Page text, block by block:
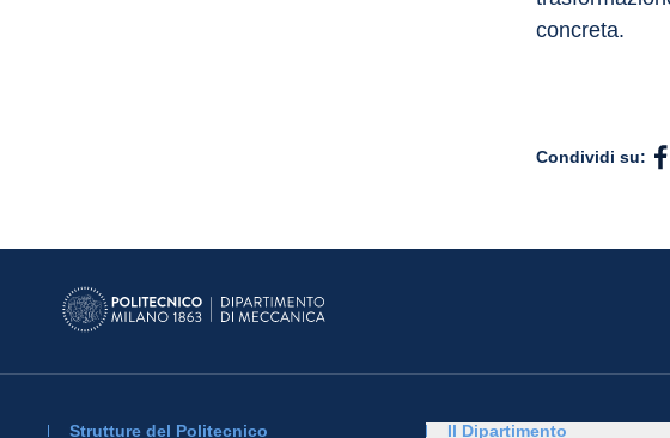
concreta.
Condividi su:
Strutture del Politecnico Il Dipartimento